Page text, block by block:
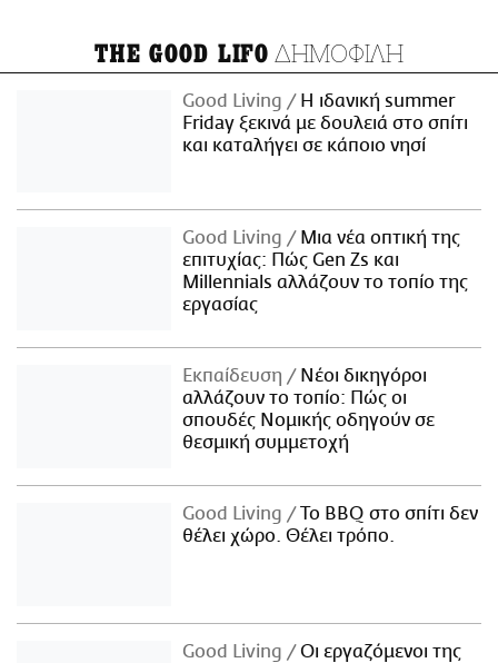
THE GOOD LIFO ΔΗΜΟΦΙΛΗ
Good Living
Η ιδανική summer
Friday ξεκινά με δουλειά στο σπίτι
και καταλήγει σε κάποιο νησί
Good Living
Μια νέα οπτική της
επιτυχίας: Πώς Gen Zs και
Millennials αλλάζουν το τοπίο της
εργασίας
Εκπαίδευση
Νέοι δικηγόροι
αλλάζουν το τοπίο: Πώς οι
σπουδές Νομικής οδηγούν σε
θεσμική συμμετοχή
Good Living
Το BBQ στο σπίτι δεν
θέλει χώρο. Θέλει τρόπο.
Good Living
Οι εργαζόμενοι της